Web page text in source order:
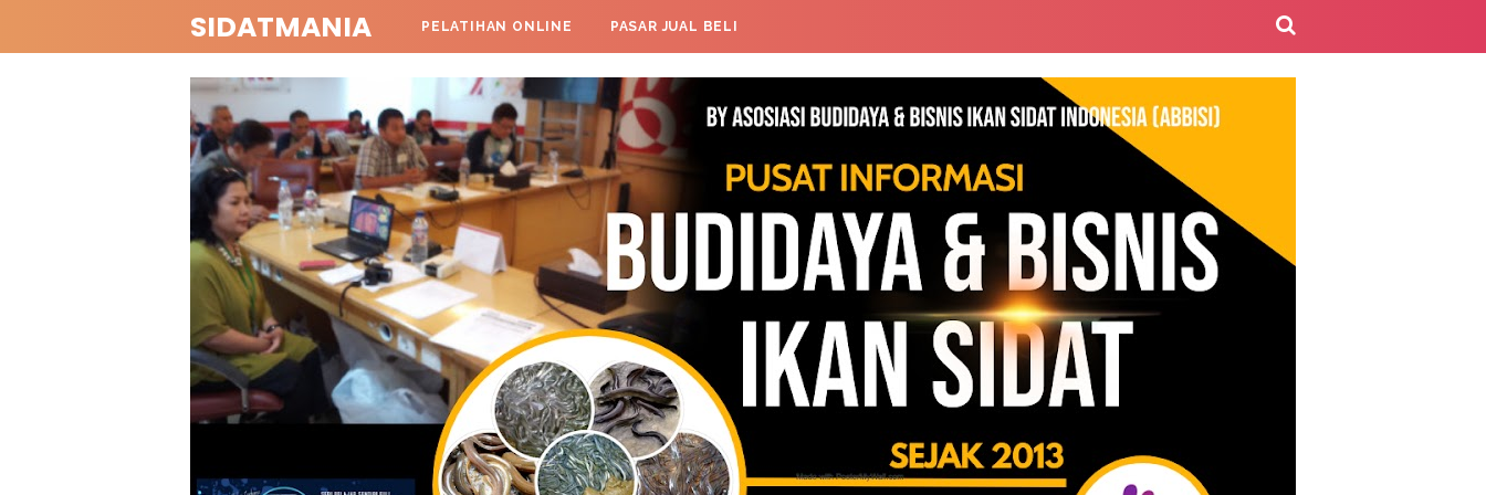
SIDATMANIA PELATIHAN ONLINE PASAR JUAL BELI